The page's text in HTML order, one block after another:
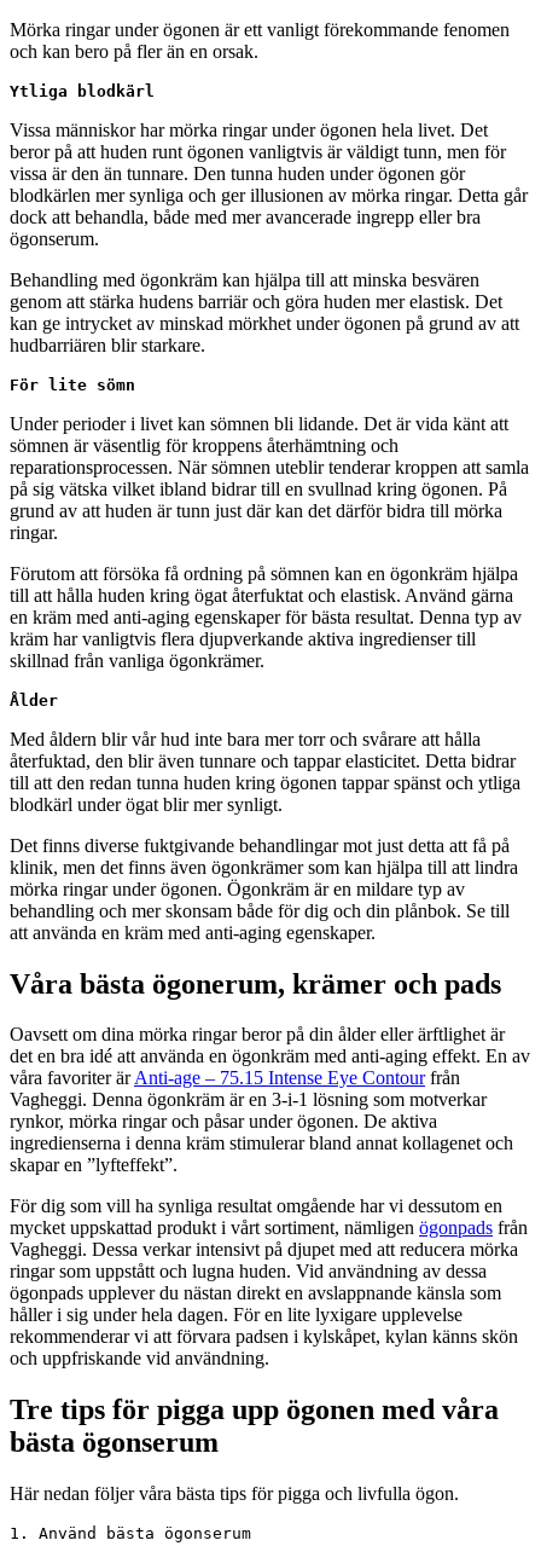
Mörka ringar under ögonen är ett vanligt förekommande fenomen
och kan bero på fler än en orsak.
Ytliga blodkärl
Vissa människor har mörka ringar under ögonen hela livet. Det
beror på att huden runt ögonen vanligtvis är väldigt tunn, men för
vissa är den än tunnare. Den tunna huden under ögonen gör
blodkärlen mer synliga och ger illusionen av mörka ringar. Detta går
dock att behandla, både med mer avancerade ingrepp eller bra
ögonserum.
Behandling med ögonkräm kan hjälpa till att minska besvären
genom att stärka hudens barriär och göra huden mer elastisk. Det
kan ge intrycket av minskad mörkhet under ögonen på grund av att
hudbarriären blir starkare.
För lite sömn
Under perioder i livet kan sömnen bli lidande. Det är vida känt att
sömnen är väsentlig för kroppens återhämtning och
reparationsprocessen. När sömnen uteblir tenderar kroppen att samla
på sig vätska vilket ibland bidrar till en svullnad kring ögonen. På
grund av att huden är tunn just där kan det därför bidra till mörka
ringar.
Förutom att försöka få ordning på sömnen kan en ögonkräm hjälpa
till att hålla huden kring ögat återfuktat och elastisk. Använd gärna
en kräm med anti-aging egenskaper för bästa resultat. Denna typ av
kräm har vanligtvis flera djupverkande aktiva ingredienser till
skillnad från vanliga ögonkrämer.
Ålder
Med åldern blir vår hud inte bara mer torr och svårare att hålla
återfuktad, den blir även tunnare och tappar elasticitet. Detta bidrar
till att den redan tunna huden kring ögonen tappar spänst och ytliga
blodkärl under ögat blir mer synligt.
Det finns diverse fuktgivande behandlingar mot just detta att få på
klinik, men det finns även ögonkrämer som kan hjälpa till att lindra
mörka ringar under ögonen. Ögonkräm är en mildare typ av
behandling och mer skonsam både för dig och din plånbok. Se till
att använda en kräm med anti-aging egenskaper.
Våra bästa ögonerum, krämer och pads
Oavsett om dina mörka ringar beror på din ålder eller ärftlighet är
det en bra idé att använda en ögonkräm med anti-aging effekt. En av
våra favoriter ärAnti-age – 75.15 Intense Eye Contourfrån
Vagheggi. Denna ögonkräm är en 3-i-1 lösning som motverkar
rynkor, mörka ringar och påsar under ögonen. De aktiva
ingredienserna i denna kräm stimulerar bland annat kollagenet och
skapar en ”lyfteffekt”.
För dig som vill ha synliga resultat omgående har vi dessutom en
mycket uppskattad produkt i vårt sortiment, nämligen ögonpads från
Vagheggi. Dessa verkar intensivt på djupet med att reducera mörka
ringar som uppstått och lugna huden. Vid användning av dessa
ögonpads upplever du nästan direkt en avslappnande känsla som
håller i sig under hela dagen. För en lite lyxigare upplevelse
rekommenderar vi att förvara padsen i kylskåpet, kylan känns skön
och uppfriskande vid användning.
Tre tips för pigga upp ögonen med våra
bästa ögonserum
Här nedan följer våra bästa tips för pigga och livfulla ögon.
1. Använd bästa ögonserum